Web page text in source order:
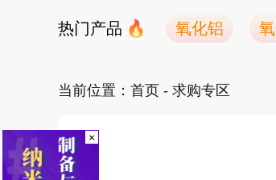
热门产品 氧化铝
当前位置： 首页 - 求购专区
×